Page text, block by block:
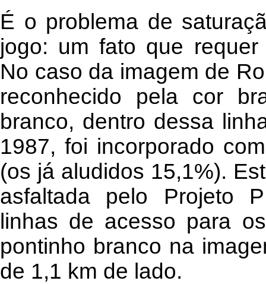
É o problema de
jogo: um fato que
No caso da imagem de
reconhecido pela cor
branco, dentro dessa
1987, foi incorporado
(os já aludidos 15,1%).
asfaltada pelo Projeto
linhas de acesso para
pontinho branco na
de 1,1 km de lado.